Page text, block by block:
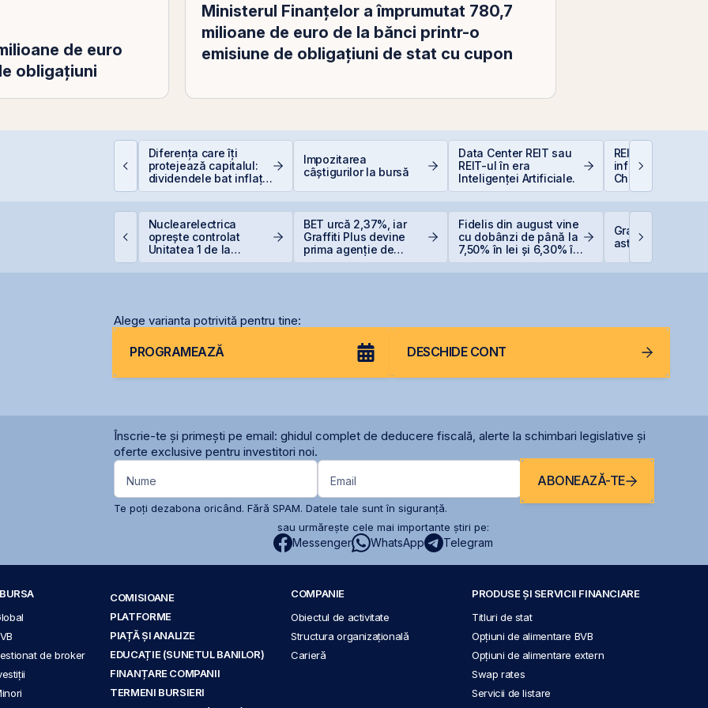
de euro
obligațiuni
Ministerul Finanţelor a împrumutat 780,7
milioane de euro de la bănci printr-o
emisiune de obligaţiuni de stat cu cupon
sunt și banii se găsesc
Diferența care îți
protejează capitalul:
dividendele bat inflația
(+5% vs. −6%)
Impozitarea
câștigurilor la bursă
Data Center REIT sau
REIT-ul în era
Inteligenței Artificiale.
REIT-urile de
infrastructură din
China - să
la cel ce
Nuclearelectrica
oprește controlat
Unitatea 1 de la
BET urcă 2,37%, iar
Graffiti Plus devine
prima agenție de
Fidelis din august vine
cu dobânzi de până la
7,50% în lei și 6,30% în
Graffiti Plus
astăzi pe piața
Alege varianta potrivită pentru tine:
PROGRAMEAZĂ DESCHIDE CONT
Înscrie-te și primești pe email: ghidul complet de deducere fiscală, alerte la schimbari legislative și
oferte exclusive pentru investitori noi.
Nume Email ABONEAZĂ-TE
Te poți dezabona oricând. Fără SPAM. Datele tale sunt în siguranță.
sau urmărește cele mai importante știri pe:
Messenger WhatsApp Telegram
de broker
COMISIOANE
PLATFORME
PIAȚĂ ȘI ANALIZE
EDUCAȚIE (SUNETUL BANILOR)
FINANȚARE COMPANII
TERMENI BURSIERI
COMPANIE
Obiectul de activitate
Structura organizațională
Carieră
PRODUSE ȘI SERVICII FINANCIARE
Titluri de stat
Opțiuni de alimentare BVB
Opțiuni de alimentare extern
Swap rates
Servicii de listare